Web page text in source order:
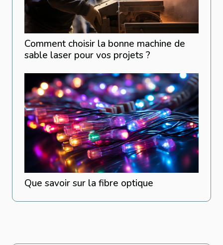
Comment choisir la bonne machine de
sable laser pour vos projets ?
Que savoir sur la fibre optique